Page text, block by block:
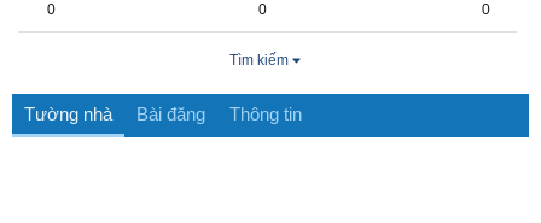
0 0 0
Tìm kiếm
Tường nhà Bài đăng Thông tin